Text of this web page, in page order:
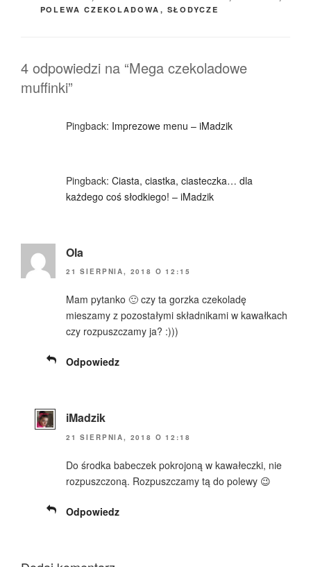
POLEWA CZEKOLADOWA , SŁODYCZE
4 odpowiedzi na “Mega czekoladowe
muffinki”
Pingback: Imprezowe menu – iMadzik
Pingback: Ciasta, ciastka, ciasteczka… dla
każdego coś słodkiego! – iMadzik
Ola
21 SIERPNIA, 2018 O 12:15
Mam pytanko 🙂 czy ta gorzka czekoladę
mieszamy z pozostałymi składnikami w kawałkach
czy rozpuszczamy ja? :)))
Odpowiedz
iMadzik
21 SIERPNIA, 2018 O 12:18
Do środka babeczek pokrojoną w kawałeczki, nie
rozpuszczoną. Rozpuszczamy tą do polewy 😉
Odpowiedz